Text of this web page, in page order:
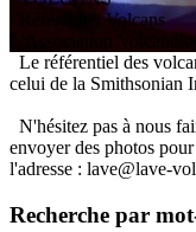
/ Référentiel Volcans
ssociation V
Le référentiel des
celui de la Smithsonian
N'hésitez pas à nous
envoyer des photos
l'adresse : lave@lave-
Recherche par